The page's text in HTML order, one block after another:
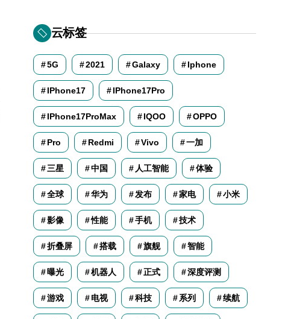
云标签
5G 2021 Galaxy Iphone
IPhone17 IPhone17Pro
IPhone17ProMax IQOO OPPO
Pro Redmi Vivo 一加
三星 中国 人工智能 体验
全球 华为 发布 家电 小米
影像 性能 手机 技术
折叠屏 搭载 旗舰 智能
曝光 机器人 正式 深度评测
游戏 电视 科技 系列 续航